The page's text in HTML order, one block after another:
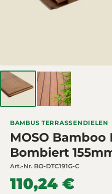
BAMBUS TERRASSENDIELEN
MOSO Bamboo
Bombiert
Art.-Nr. BO-DTC191G-C
110,24 €